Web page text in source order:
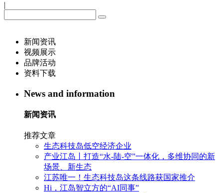
|
新闻资讯
视频展示
品牌活动
资料下载
News and information
新闻资讯
推荐文章
生态科技岛低空经济企业
产业江岛丨打造“水-陆-空”一体化，多维协同的新
场景、新生态
江苏唯一！生态科技岛这条线路获国家推介
Hi，江岛智立方的“AI同事”